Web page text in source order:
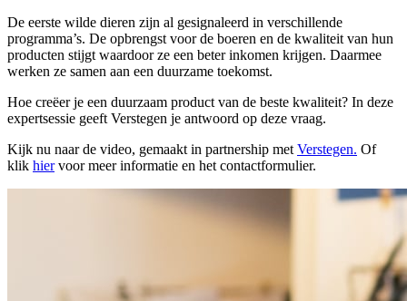
De eerste wilde dieren zijn al gesignaleerd in verschillende
programma’s. De opbrengst voor de boeren en de kwaliteit van hun
producten stijgt waardoor ze een beter inkomen krijgen. Daarmee
werken ze samen aan een duurzame toekomst.
Hoe creëer je een duurzaam product van de beste kwaliteit? In deze
expertsessie geeft Verstegen je antwoord op deze vraag.
Kijk nu naar de video, gemaakt in partnership met Verstegen. Of
klik hiervoor meer informatie en het contactformulier.